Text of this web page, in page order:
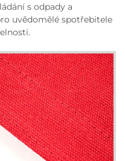
s odpady a
uvědomělé spotřebitele